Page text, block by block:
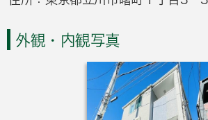
外観・内観写真